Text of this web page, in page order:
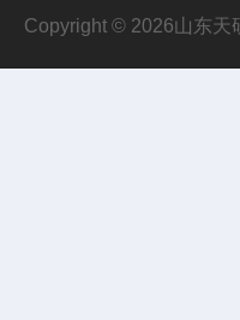
Copyright © 2026山东